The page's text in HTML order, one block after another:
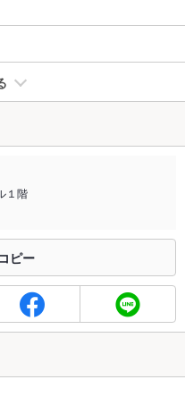
してはお店までご相談くださ
ては80名様までご用意しており
１階
ピー